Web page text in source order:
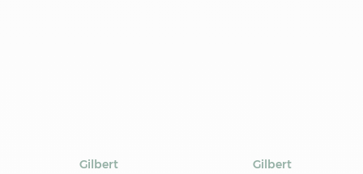
Gilbert
Gilbert